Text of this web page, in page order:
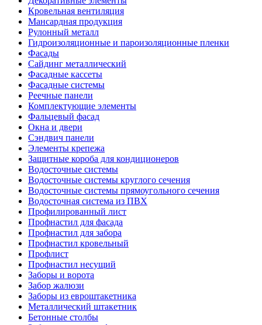
Кровельная вентиляция
Мансардная продукция
Рулонный металл
Гидроизоляционные и пароизоляционные пленки
Фасады
Сайдинг металлический
Фасадные кассеты
Фасадные системы
Реечные панели
Комплектующие элементы
Фальцевый фасад
Окна и двери
Сэндвич панели
Элементы крепежа
Защитные короба для кондиционеров
Водосточные системы
Водосточные системы круглого сечения
Водосточные системы прямоугольного сечения
Водосточная система из ПВХ
Профилированный лист
Профнастил для фасада
Профнастил для забора
Профнастил кровельный
Профлист
Профнастил несущий
Заборы и ворота
Забор жалюзи
Заборы из евроштакетника
Металлический штакетник
Бетонные столбы